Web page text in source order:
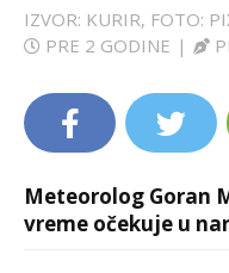
IZVOR: KURIR, FOTO:
PRE 2 GODINE |
Meteorolog Goran
vreme očekuje u